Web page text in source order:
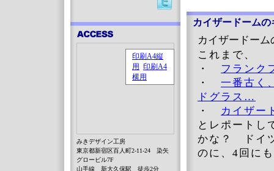
カイザードーム
カイザードー
これまで、
・ フランク
・ 一番古く
ドグラス…
・
カイザー
とレポートし
かな？ ドイ
のに、4回に
みきデザイン工房
東京都新宿区百人町2-11-24 染矢
グロービル7F
山手線 新大久保駅 徒歩2分